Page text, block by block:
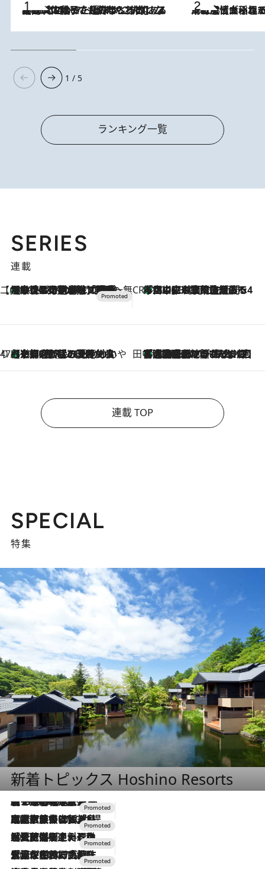
2026.8.5
【阿川佐和子さんの年とる力】なぜ70代で始めた趣味は“こんなに楽しい”のか？ ピアノ、俳句…スランプに陥っても続けられる“ある秘訣”とは 2026.8.5
下町風情あふれる台北屈指の人気エリア・大稲埕でセンスのいい台湾土産《ヴ
1 / 5
ランキング一覧
SERIES
連載
【CREA×星野リゾート】唯一無二。癒しと発見が待つ場所へ
2026.8.7
【トンボの足水浴】ヒノキの香りに包まれて涼感マックス！約13℃の湧水かけ流しを避暑地「星野温泉 トンボの湯」で体験 CREA'S CHOICE
2026.8.7
「立川にも歌舞伎があるんだよ」 片岡仁左衛門・市川中車ら豪華座組みで4年目の立川立飛歌舞伎へ
47都道府県の手みやげ ひんやりスイーツで夏を満喫
2026.8.7
【京都府】この夏絶対食べたい 冷やしておいしいおやつ3選 ひと口目から心を掴む新緑のテリーヌ 田中稲の勝手に再ブーム
2026.8.7
「湘南乃風に憧れて」観客大盛上がりの“タオル回し”に、ラッパー顔負けの高速歌唱まで…さだまさし（74）のアグレッシブすぎる現在地
連載 TOP
SPECIAL
特集
新着トピックス Hoshino Resorts
2026.8.7
【トンボの足水浴】ヒノキの香りに包まれて涼感マックス！約13℃の湧水かけ流しを避暑地「星野温泉 トンボの湯」で体験
2026.7.31
【ホテル帰省】という選択肢をOMOが提案。家族とほどよい距離を保つには「昼は実家、夜は気兼ねなくホテルで！」
2026.7.24
【夏限定ディナーコース】旬を迎える稚鮎や花ズッキーニなどをイタリア・トスカーナの郷土料理の手法で満喫！
2026.7.17
「土佐和ハーブかき氷」がOMO7高知に登場！生姜、山椒、大葉など目にも舌にも涼を呼ぶ郷土の味